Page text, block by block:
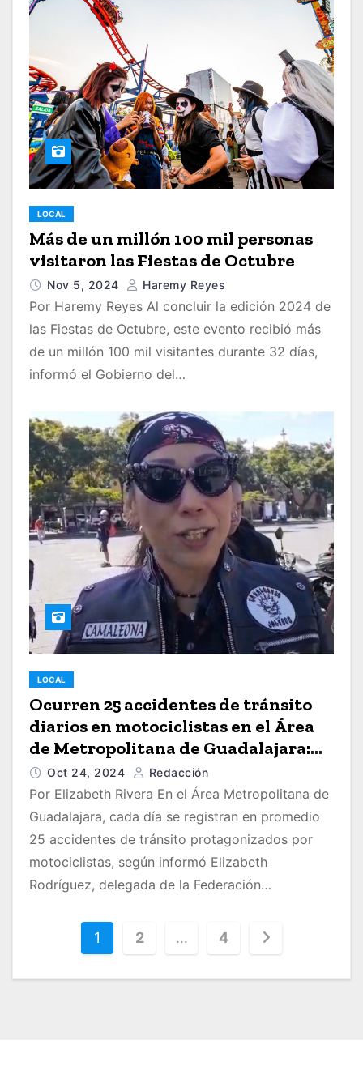
LOCAL
Más de un millón 100 mil personas
visitaron las Fiestas de Octubre
Nov 5, 2024 Haremy Reyes
Por Haremy Reyes Al concluir la edición 2024 de
las Fiestas de Octubre, este evento recibió más
de un millón 100 mil visitantes durante 32 días,
informó el Gobierno del…
LOCAL
Ocurren 25 accidentes de tránsito
diarios en motociclistas en el Área
de Metropolitana de Guadalajara:
exigen medidas de seguridad y
regulación a las autoridades
Oct 24, 2024 Redacción
Por Elizabeth Rivera En el Área Metropolitana de
Guadalajara, cada día se registran en promedio
25 accidentes de tránsito protagonizados por
motociclistas, según informó Elizabeth
Rodríguez, delegada de la Federación…
1 2 … 4